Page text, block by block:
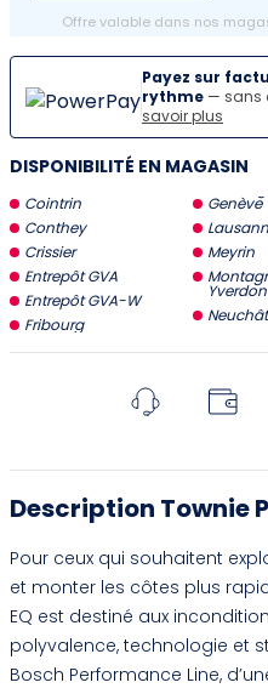
Offre valable dans nos
Payez sur
rythme — sans
savoir plus
DISPONIBILITÉ EN MAGASIN
Cointrin
Conthey
Crissier
Entrepôt GVA
Entrepôt GVA-W
Fribourg
Genève
Meyrin
Yverdon
Description Townie
Pour ceux qui souhaitent
et monter les côtes plus
EQ est destiné aux
polyvalence, technologie et
Bosch Performance Line,